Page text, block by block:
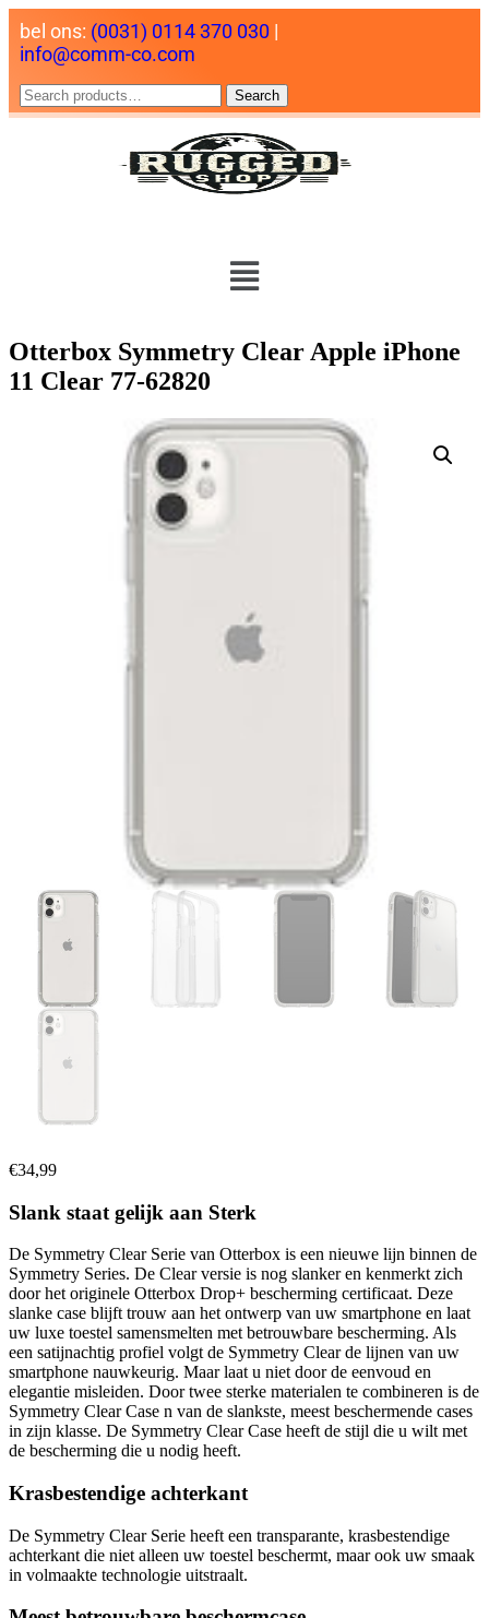
bel ons: (0031) 0114 370 030 |
info@comm-co.com
Search
Otterbox Symmetry Clear Apple iPhone
11 Clear 77-62820
€34,99
Slank staat gelijk aan Sterk
De Symmetry Clear Serie van Otterbox is een nieuwe lijn binnen de
Symmetry Series. De Clear versie is nog slanker en kenmerkt zich
door het originele Otterbox Drop+ bescherming certificaat. Deze
slanke case blijft trouw aan het ontwerp van uw smartphone en laat
uw luxe toestel samensmelten met betrouwbare bescherming. Als
een satijnachtig profiel volgt de Symmetry Clear de lijnen van uw
smartphone nauwkeurig. Maar laat u niet door de eenvoud en
elegantie misleiden. Door twee sterke materialen te combineren is de
Symmetry Clear Case n van de slankste, meest beschermende cases
in zijn klasse. De Symmetry Clear Case heeft de stijl die u wilt met
de bescherming die u nodig heeft.
Krasbestendige achterkant
De Symmetry Clear Serie heeft een transparante, krasbestendige
achterkant die niet alleen uw toestel beschermt, maar ook uw smaak
in volmaakte technologie uitstraalt.